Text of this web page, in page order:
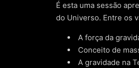
É esta uma sessão
do Universo. Entre os
A força da
Conceito de
A gravidade na